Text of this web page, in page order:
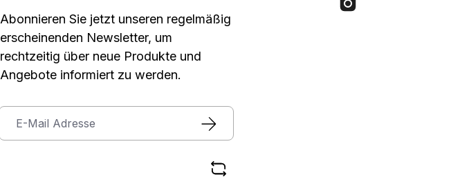
Abonnieren Sie jetzt unseren regelmäßig
erscheinenden Newsletter, um
rechtzeitig über neue Produkte und
Angebote informiert zu werden.